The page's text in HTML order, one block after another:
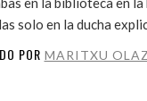
solo en la ducha
POR MARITXU